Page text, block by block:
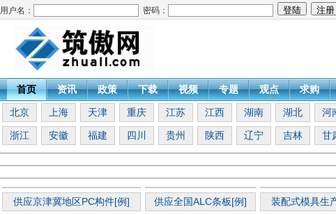
用户名： 密码：
首页 资讯 政策 下载 视频 专题 观点 求购
北京 上海 天津 重庆 江苏 江西 湖南 湖北 河
浙江 安徽 福建 四川 贵州 陕西 辽宁 吉林 甘
供应京津冀地区PC构件[例] 供应全国ALC条板[例] 装配式模具生